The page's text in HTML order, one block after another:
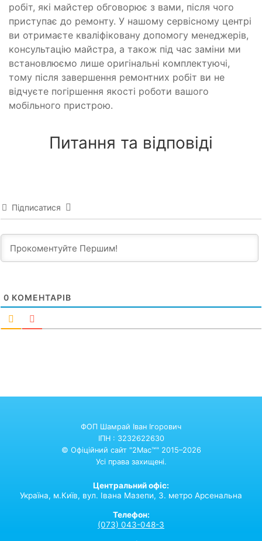
робіт, які майстер обговорює з вами, після чого
приступає до ремонту. У нашому сервісному центрі
ви отримаєте кваліфіковану допомогу менеджерів,
консультацію майстра, а також під час заміни ми
встановлюємо лише оригінальні комплектуючі,
тому після завершення ремонтних робіт ви не
відчуєте погіршення якості роботи вашого
мобільного пристрою.
Питання та відповіді
Підписатися
0 КОМЕНТАРІВ
ФОП Шамрай Іван Ігорович
ІПН : 3232622630
© Офіційний сайт "2Mac™" 2015–2026
Усі права захищені.
Центральний офіс:
Україна, м.Київ, вул. Івана Мазепи, 3. метро Арсенальна
Телефон:
(073) 043-048-3